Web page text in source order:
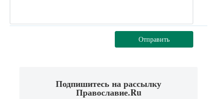
Отправить
Подпишитесь на рассылку
Православие.Ru